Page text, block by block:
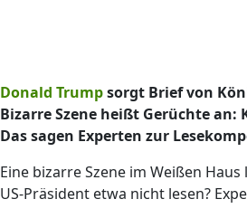
Donald Trumpsorgt Brief von
Bizarre Szene heißt Gerüchte an:
Das sagen Experten zur
Eine bizarre Szene im Weißen
US-Präsident etwa nicht lesen?